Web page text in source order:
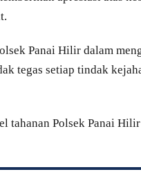
Panai Hilir dalam
tegas setiap tindak
tahanan Polsek Panai